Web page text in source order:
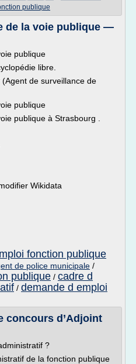
publique
de la voie publique —
publique
libre.
de surveillance de
publique
publique à Strasbourg .
Wikidata
fonction publique
de police municipale /
publique / cadre d
/ demande d emploi
concours d’Adjoint
?
de la fonction publique